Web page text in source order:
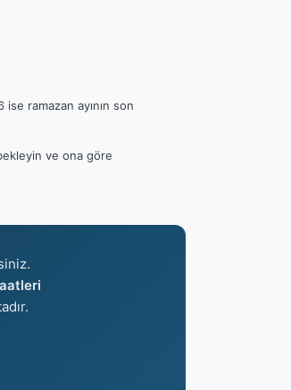
ramazan ayının son
ve ona göre